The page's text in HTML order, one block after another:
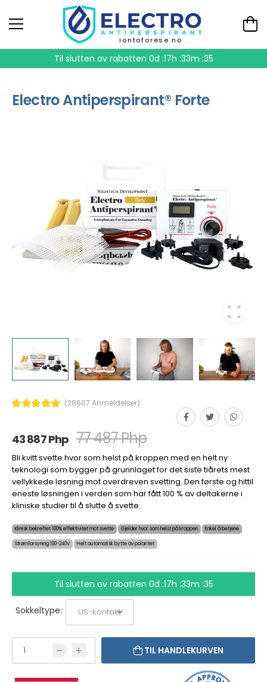
iontoforese.no
Til slutten av rabatten 0d :17h :33m :34
Electro Antiperspirant® Forte
(28607 Anmeldelser)
43 887 Php 77 487 Php
Bli kvitt svette hvor som helst på kroppen med en helt ny
teknologi som bygger på grunnlaget for det siste tiårets mest
vellykkede løsning mot overdreven svetting. Den første og hittil
eneste løsningen i verden som har fått 100 % av deltakerne i
kliniske studier til å slutte å svette.
Klinisk bekreftet 100% effektivitet mot svette Gjelder hvor som helst på kroppen Enkel å betjene
Strømforsyning 100-240V Helt automatisk bytte av polaritet
Til slutten av rabatten 0d :17h :33m :34
Sokkeltype:
TIL HANDLEKURVEN